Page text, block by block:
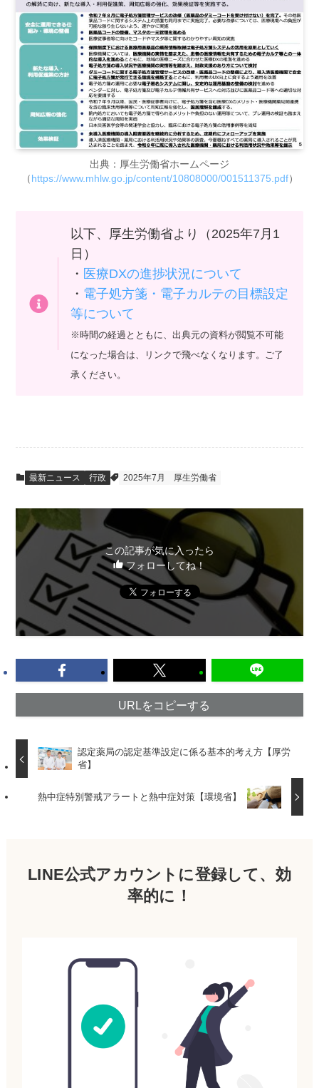
出典：厚生労働省ホームページ
（https://www.mhlw.go.jp/content/10808000/001511375.pdf）
以下、厚生労働省より（2025年7月1
日）
・ 医療DXの進捗状況について
・ 電子処方箋・電子カルテの目標設定
等について
※時間の経過とともに、出典元の資料が閲覧不可能
になった場合は、リンクで飛べなくなります。ご了
承ください。
最新ニュース 行政 2025年7月 厚生労働省
この記事が気に入ったら
フォローしてね！
URLをコピーする
認定薬局の認定基準設定に係る基本的考え方【厚労
省】
熱中症特別警戒アラートと熱中症対策【環境省】
LINE公式アカウントに登録して、効
率的に！